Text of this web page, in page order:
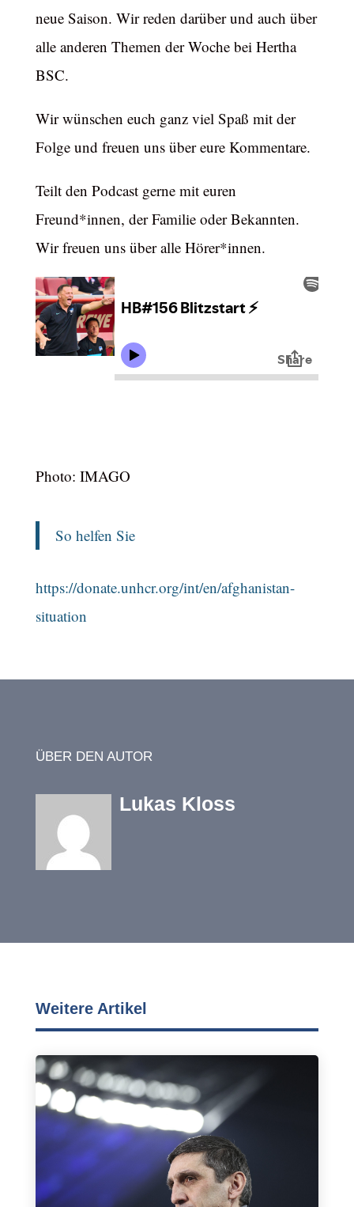
neue Saison. Wir reden darüber und auch über
alle anderen Themen der Woche bei Hertha
BSC.
Wir wünschen euch ganz viel Spaß mit der
Folge und freuen uns über eure Kommentare.
Teilt den Podcast gerne mit euren
Freund*innen, der Familie oder Bekannten.
Wir freuen uns über alle Hörer*innen.
Photo: IMAGO
So helfen Sie
https://donate.unhcr.org/int/en/afghanistan-
situation
ÜBER DEN AUTOR
Lukas Kloss
Weitere Artikel